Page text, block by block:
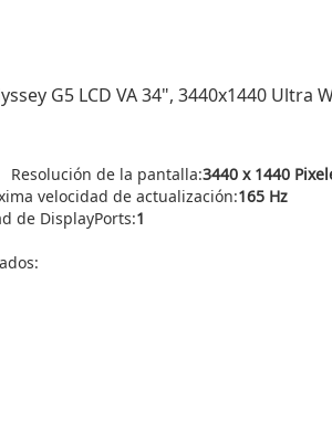
G5 LCD VA 34", 3440x1440 Ultra
Resolución de la pantalla:3440 x 1440
velocidad de actualización:165 Hz
de DisplayPorts:1